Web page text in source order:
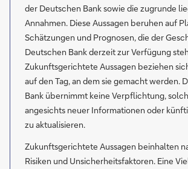
der Deutschen Bank sowie die zugrunde
Annahmen. Diese Aussagen beruhen auf
Schätzungen und Prognosen, die der
Deutschen Bank derzeit zur Verfügung
Zukunftsgerichtete Aussagen beziehen
auf den Tag, an dem sie gemacht werden.
Bank übernimmt keine Verpflichtung,
angesichts neuer Informationen oder
zu aktualisieren.
Zukunftsgerichtete Aussagen beinhalten
Risiken und Unsicherheitsfaktoren. Eine